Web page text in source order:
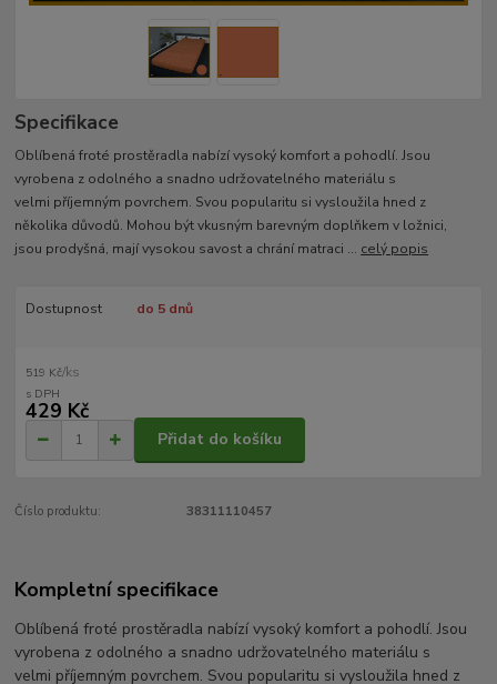
Specifikace
Oblíbená froté prostěradla nabízí vysoký komfort a pohodlí. Jsou
vyrobena z odolného a snadno udržovatelného materiálu s
velmi příjemným povrchem. Svou popularitu si vysloužila hned z
několika důvodů. Mohou být vkusným barevným doplňkem v ložnici,
jsou prodyšná, mají vysokou savost a chrání matraci ... celý popis
Dostupnost do 5 dnů
519 Kč/ks
429 Kč
Přidat do košíku
Číslo produktu: 38311110457
Kompletní specifikace
Oblíbená froté prostěradla nabízí vysoký komfort a pohodlí. Jsou
vyrobena z odolného a snadno udržovatelného materiálu s
velmi příjemným povrchem. Svou popularitu si vysloužila hned z